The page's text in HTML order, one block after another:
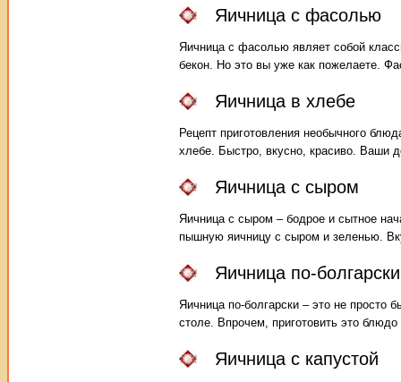
Яичница с фасолью
Яичница с фасолью являет собой
бекон. Но это вы уже как пожелаете.
Яичница в хлебе
Рецепт приготовления необычного
хлебе. Быстро, вкусно, красиво. Ваши
Яичница с сыром
Яичница с сыром – бодрое и сытное
пышную яичницу с сыром и зеленью.
Яичница по-болгарски
Яичница по-болгарски – это не просто
столе. Впрочем, приготовить это
Яичница с капустой